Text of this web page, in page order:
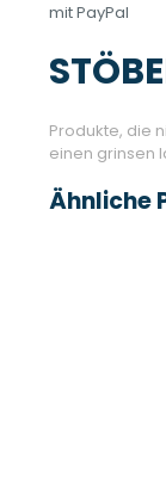
mit PayPal
Produkte, die
einen grinsen
Ähnliche